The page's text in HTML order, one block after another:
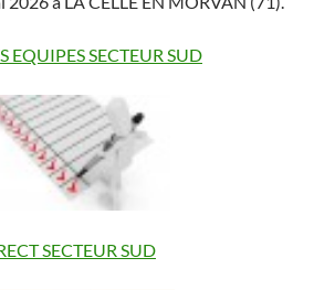
EQUIPES SECTEUR SUD
SECTEUR SUD